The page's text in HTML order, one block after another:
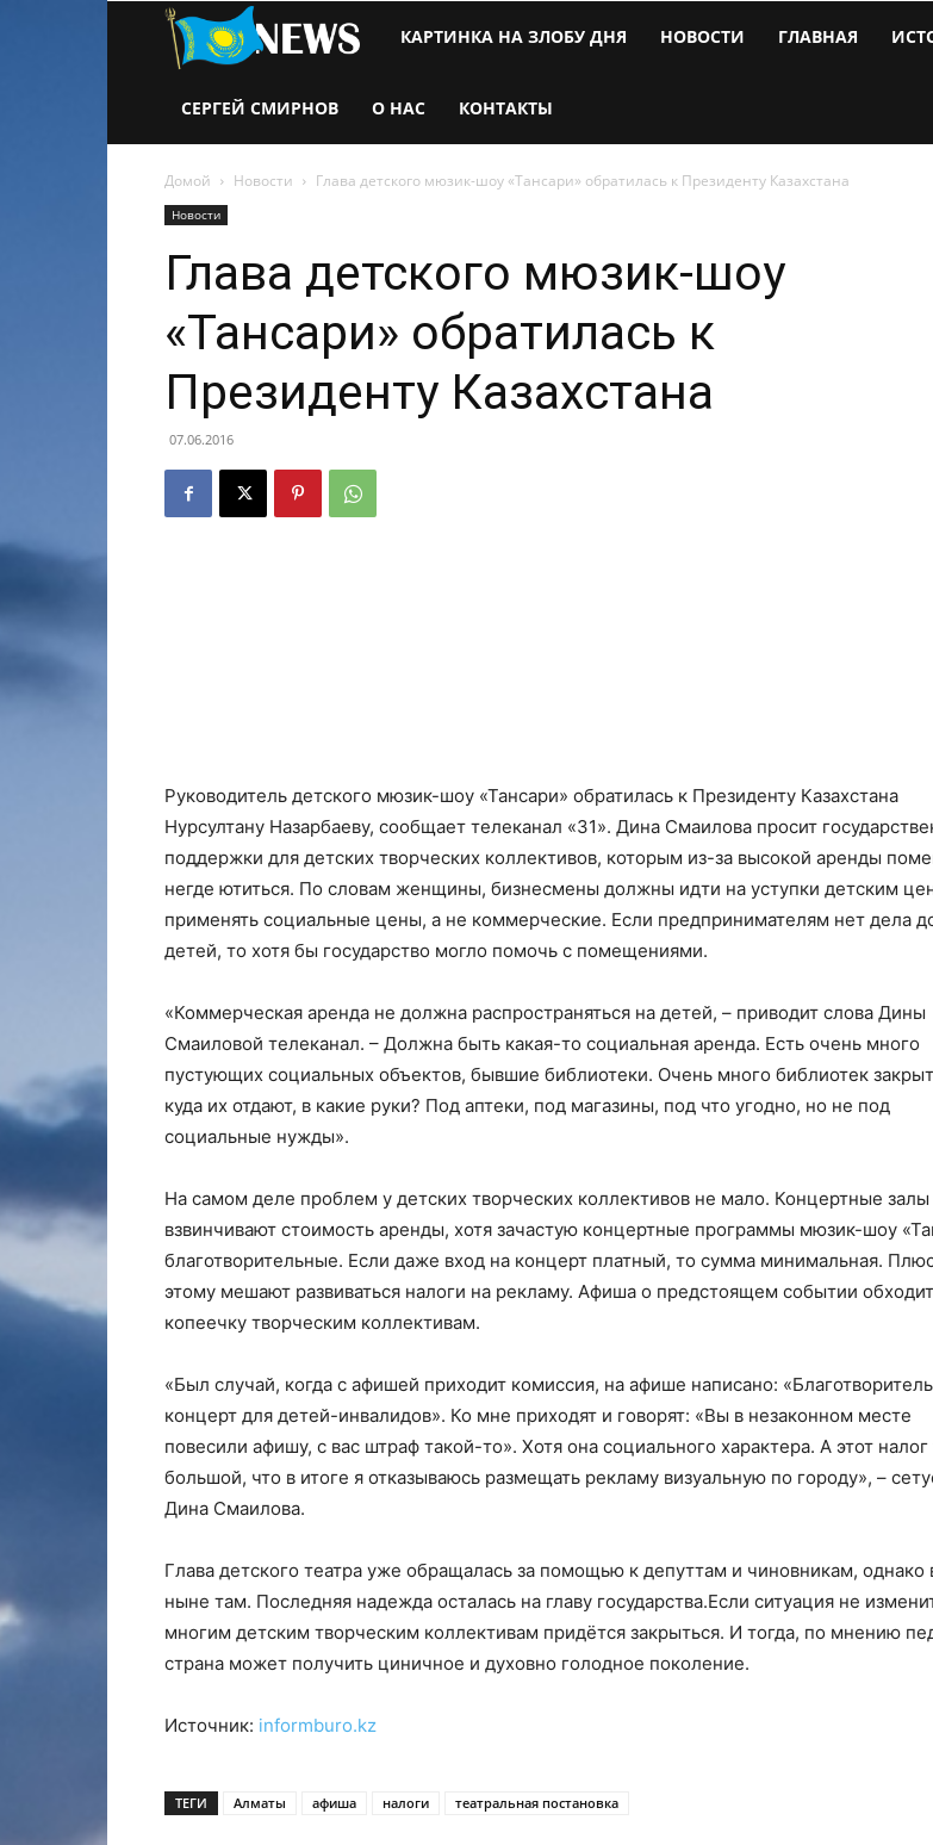
Новости
Казахстана
КАРТИНКА НА ЗЛОБУ ДНЯ НОВОСТИ ГЛАВНАЯ
СЕРГЕЙ СМИРНОВ О НАС КОНТАКТЫ
Домой Новости Глава детского мюзик-шоу «Тансари» обратилась к Президенту Казахстана
Новости
Глава детского мюзик-шоу
«Тансари» обратилась к
Президенту Казахстана
07.06.2016
Руководитель детского мюзик-шоу «Тансари» обратилась к Президенту Казахстана
Нурсултану Назарбаеву, сообщает телеканал «31». Дина Смаилова просит
поддержки для детских творческих коллективов, которым из-за высокой аренды
негде ютиться. По словам женщины, бизнесмены должны идти на уступки детским
применять социальные цены, а не коммерческие. Если предпринимателям нет дела
детей, то хотя бы государство могло помочь с помещениями.
«Коммерческая аренда не должна распространяться на детей, – приводит слова Дины
Смаиловой телеканал. – Должна быть какая-то социальная аренда. Есть очень много
пустующих социальных объектов, бывшие библиотеки. Очень много библиотек
куда их отдают, в какие руки? Под аптеки, под магазины, под что угодно, но не под
социальные нужды».
На самом деле проблем у детских творческих коллективов не мало. Концертные
взвинчивают стоимость аренды, хотя зачастую концертные программы мюзик-шоу
благотворительные. Если даже вход на концерт платный, то сумма минимальная.
этому мешают развиваться налоги на рекламу. Афиша о предстоящем событии
копеечку творческим коллективам.
«Был случай, когда с афишей приходит комиссия, на афише написано:
концерт для детей-инвалидов». Ко мне приходят и говорят: «Вы в незаконном месте
повесили афишу, с вас штраф такой-то». Хотя она социального характера. А этот налог
большой, что в итоге я отказываюсь размещать рекламу визуальную по городу», –
Дина Смаилова.
Глава детского театра уже обращалась за помощью к депуттам и чиновникам, однако
ныне там. Последняя надежда осталась на главу государства.Если ситуация не
многим детским творческим коллективам придётся закрыться. И тогда, по мнению
страна может получить циничное и духовно голодное поколение.
Источник: informburo.kz
ТЕГИ Алматы афиша налоги театральная постановка